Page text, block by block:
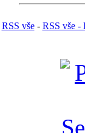
RSS vše- RSS vše -